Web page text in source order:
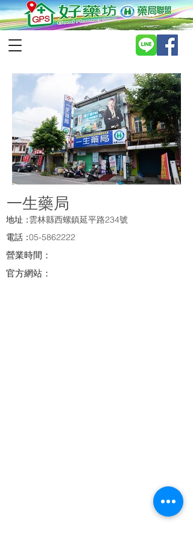
一生藥局
地址：雲林縣西螺鎮延平路234號
電話：05-5862222
營業時間：
官方網站：